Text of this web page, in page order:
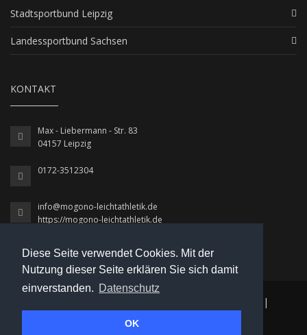
Diese Seite verwendet Cookies. Mit der
Nutzung dieser Seite erklären Sie sich damit
einverstanden. Datenschutz
OK
Stadtsportbund Leipzig
Landessportbund Sachsen
KONTAKT
Max - Liebermann - Str. 83
04157 Leipzig
0172-3512304
info@mogono-leichtathletik.de
https://mogono-leichtathletik.de
|
Impressum